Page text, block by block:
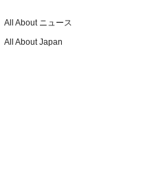
All About ニュース
All About Japan